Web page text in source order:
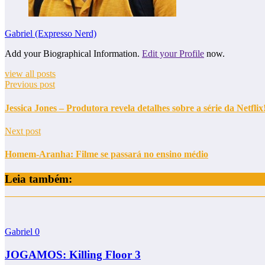
Gabriel (Expresso Nerd)
Add your Biographical Information. Edit your Profile now.
view all posts
Previous post
Jessica Jones – Produtora revela detalhes sobre a série da
Next post
Homem-Aranha: Filme se passará no ensino médio
Leia também:
Gabriel 0
JOGAMOS: Killing Floor 3